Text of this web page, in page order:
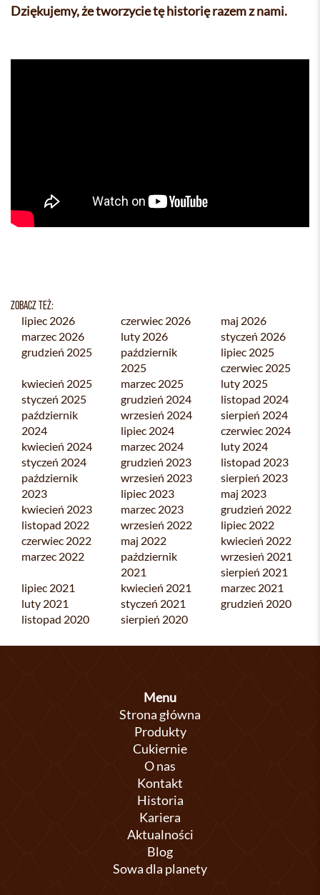
Dziękujemy, że tworzycie tę historię razem z nami.
ZOBACZ TEŻ:
lipiec 2026 czerwiec 2026
maj 2026
marzec 2026
luty 2026
styczeń 2026
grudzień 2025
październik
2025
lipiec 2025
czerwiec 2025
kwiecień 2025
marzec 2025
luty 2025
styczeń 2025
grudzień 2024
listopad 2024
październik
2024
wrzesień 2024
sierpień 2024
lipiec 2024
czerwiec 2024
kwiecień 2024
marzec 2024
luty 2024
styczeń 2024
grudzień 2023
listopad 2023
październik
2023
wrzesień 2023
sierpień 2023
lipiec 2023
maj 2023
kwiecień 2023
marzec 2023
grudzień 2022
listopad 2022
wrzesień 2022
lipiec 2022
czerwiec 2022
maj 2022
kwiecień 2022
marzec 2022
październik
2021
wrzesień 2021
sierpień 2021
lipiec 2021
kwiecień 2021
marzec 2021
luty 2021
styczeń 2021
grudzień 2020
listopad 2020
sierpień 2020
Menu
Strona główna
Produkty
Cukiernie
O nas
Kontakt
Historia
Kariera
Aktualności
Blog
Sowa dla planety